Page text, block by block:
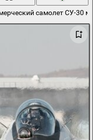
самолет СУ-30